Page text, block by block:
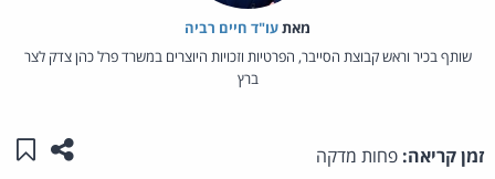
מאת‏עו"ד חיים רביה
שותף בכיר וראש קבוצת הסייבר, הפרטיות וזכויות היוצרים במשרד פרל כהן צדק לצר
ברץ
זמן קריאה: פחות מדקה שתפו